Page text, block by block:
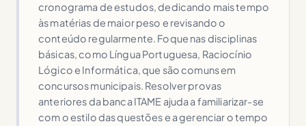
cronograma de estudos, dedicando mais tempo
às matérias de maior peso e revisando o
conteúdo regularmente. Foque nas disciplinas
básicas, como Língua Portuguesa, Raciocínio
Lógico e Informática, que são comuns em
concursos municipais. Resolver provas
anteriores da banca ITAME ajuda a familiarizar-se
com o estilo das questões e a gerenciar o tempo